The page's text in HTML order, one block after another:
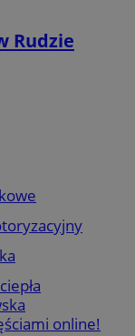
Rudzie
online!